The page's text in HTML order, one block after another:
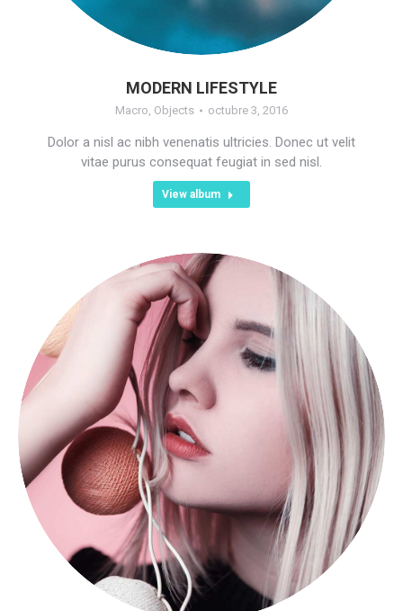
MODERN LIFESTYLE
Macro, Objects octubre 3, 2016
Dolor a nisl ac nibh venenatis ultricies. Donec ut velit
vitae purus consequat feugiat in sed nisl.
View album